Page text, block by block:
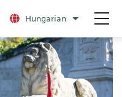
Hungarian További